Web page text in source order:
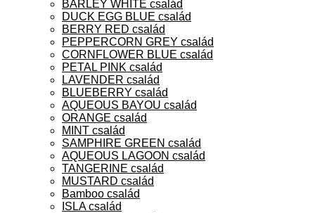
BARLEY WHITE család
DUCK EGG BLUE család
BERRY RED család
PEPPERCORN GREY család
CORNFLOWER BLUE család
PETAL PINK család
LAVENDER család
BLUEBERRY család
AQUEOUS BAYOU család
ORANGE család
MINT család
SAMPHIRE GREEN család
AQUEOUS LAGOON család
TANGERINE család
MUSTARD család
Bamboo család
ISLA család